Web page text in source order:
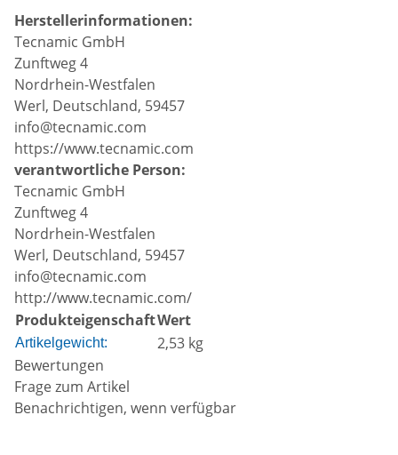
Herstellerinformationen:
Tecnamic GmbH
Zunftweg 4
Nordrhein-Westfalen
Werl, Deutschland, 59457
info@tecnamic.com
https://www.tecnamic.com
verantwortliche Person:
Tecnamic GmbH
Zunftweg 4
Nordrhein-Westfalen
Werl, Deutschland, 59457
info@tecnamic.com
http://www.tecnamic.com/
ProdukteigenschaftWert
Artikelgewicht: 2,53 kg
Bewertungen
Frage zum Artikel
Benachrichtigen, wenn verfügbar